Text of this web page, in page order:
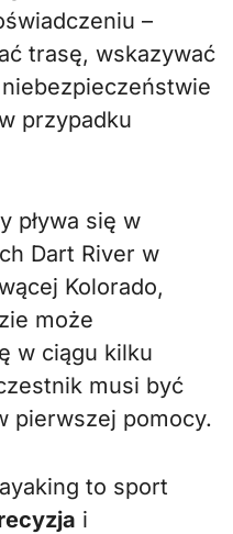
–
trasę, wskazywać
przypadku
pływa się w
Dart River w
Kolorado,
może
w ciągu kilku
musi być
pierwszej pomocy.
to sport
i